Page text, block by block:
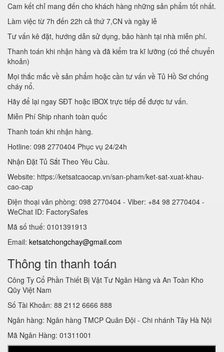
Cam kết chỉ mang đến cho khách hàng những sản phẩm tốt nhất.
Làm việc từ 7h đến 22h cả thứ 7,CN và ngày lễ
Tư vấn kê đặt, hướng dẫn sử dụng, bảo hành tại nhà miễn phí.
Thanh toán khi nhận hàng và đã kiểm tra kĩ lưỡng (có thể chuyển
khoản)
Mọi thắc mắc về sản phẩm hoặc cần tư vấn về Tủ Hồ Sơ chống
cháy nổ.
Hãy để lại ngay SĐT hoặc IBOX trực tiếp để được tư vấn.
Miễn Phí Ship nhanh toàn quốc
Thanh toán khi nhận hàng.
Hotline: 098 2770404 Phục vụ 24/24h
Nhận Đặt Tủ Sắt Theo Yêu Cầu.
Website: https://ketsatcaocap.vn/san-pham/ket-sat-xuat-khau-
cao-cap
Điện thoại văn phòng: 098 2770404 - Viber: +84 98 2770404 -
WeChat ID: FactorySafes
Mã số thuế: 0101391913
Email: ketsatchongchay@gmail.com
Thông tin thanh toán
Công Ty Cổ Phần Thiết Bị Vật Tư Ngân Hàng và An Toàn Kho
Qũy Việt Nam
Số Tài Khoản: 88 2112 6666 888
Ngân hàng: Ngân hàng TMCP Quân Đội - Chi nhánh Tây Hà Nội
Mã Ngân Hàng: 01311001